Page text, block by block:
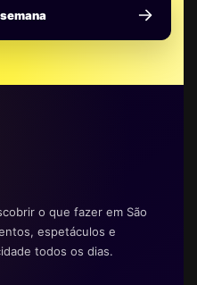
o que fazer em São
espetáculos e
todos os dias.